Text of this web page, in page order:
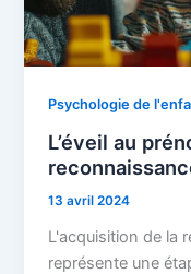
Psychologie de
L’éveil au
13 avril 2024
L'acquisition de la
représente une